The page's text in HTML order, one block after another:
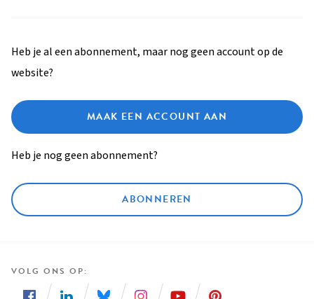
Heb je al een abonnement, maar nog geen account op de
website?
MAAK EEN ACCOUNT AAN
Heb je nog geen abonnement?
ABONNEREN
VOLG ONS OP